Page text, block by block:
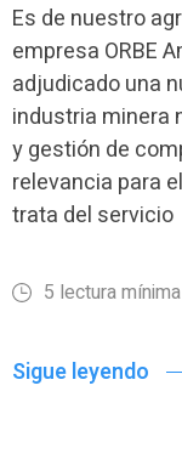
Es de nuestro
empresa ORBE
adjudicado una
industria minera
y gestión de
relevancia para
trata del servicio
5 lectura mínima
Sigue leyendo